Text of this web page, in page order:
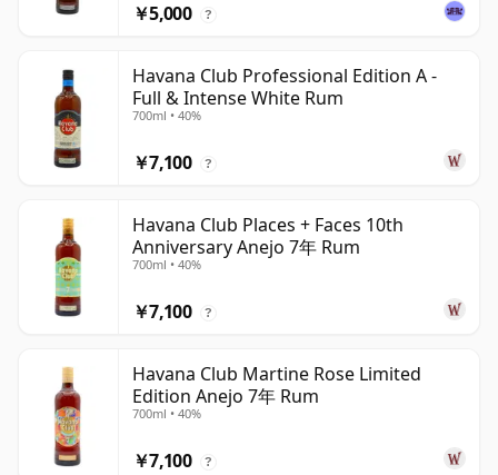
￥5,000 ?
Havana Club Professional Edition A -
Full & Intense White Rum
700ml • 40%
￥7,100 ?
Havana Club Places + Faces 10th
Anniversary Anejo 7年 Rum
700ml • 40%
￥7,100 ?
Havana Club Martine Rose Limited
Edition Anejo 7年 Rum
700ml • 40%
￥7,100 ?